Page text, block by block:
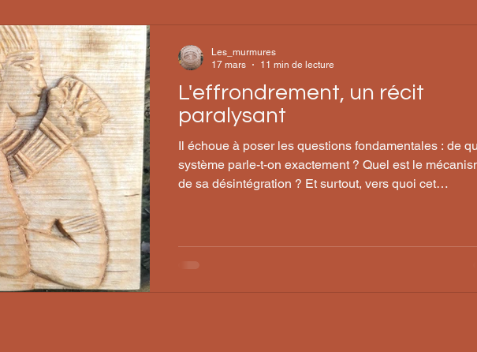
L'effrondrement, un récit
paralysant
Il échoue à poser les questions fondamentales : de
système parle-t-on exactement ? Quel est le
de sa désintégration ? Et surtout, vers quoi cet
Les_murmures
17 mars
11 min de lecture